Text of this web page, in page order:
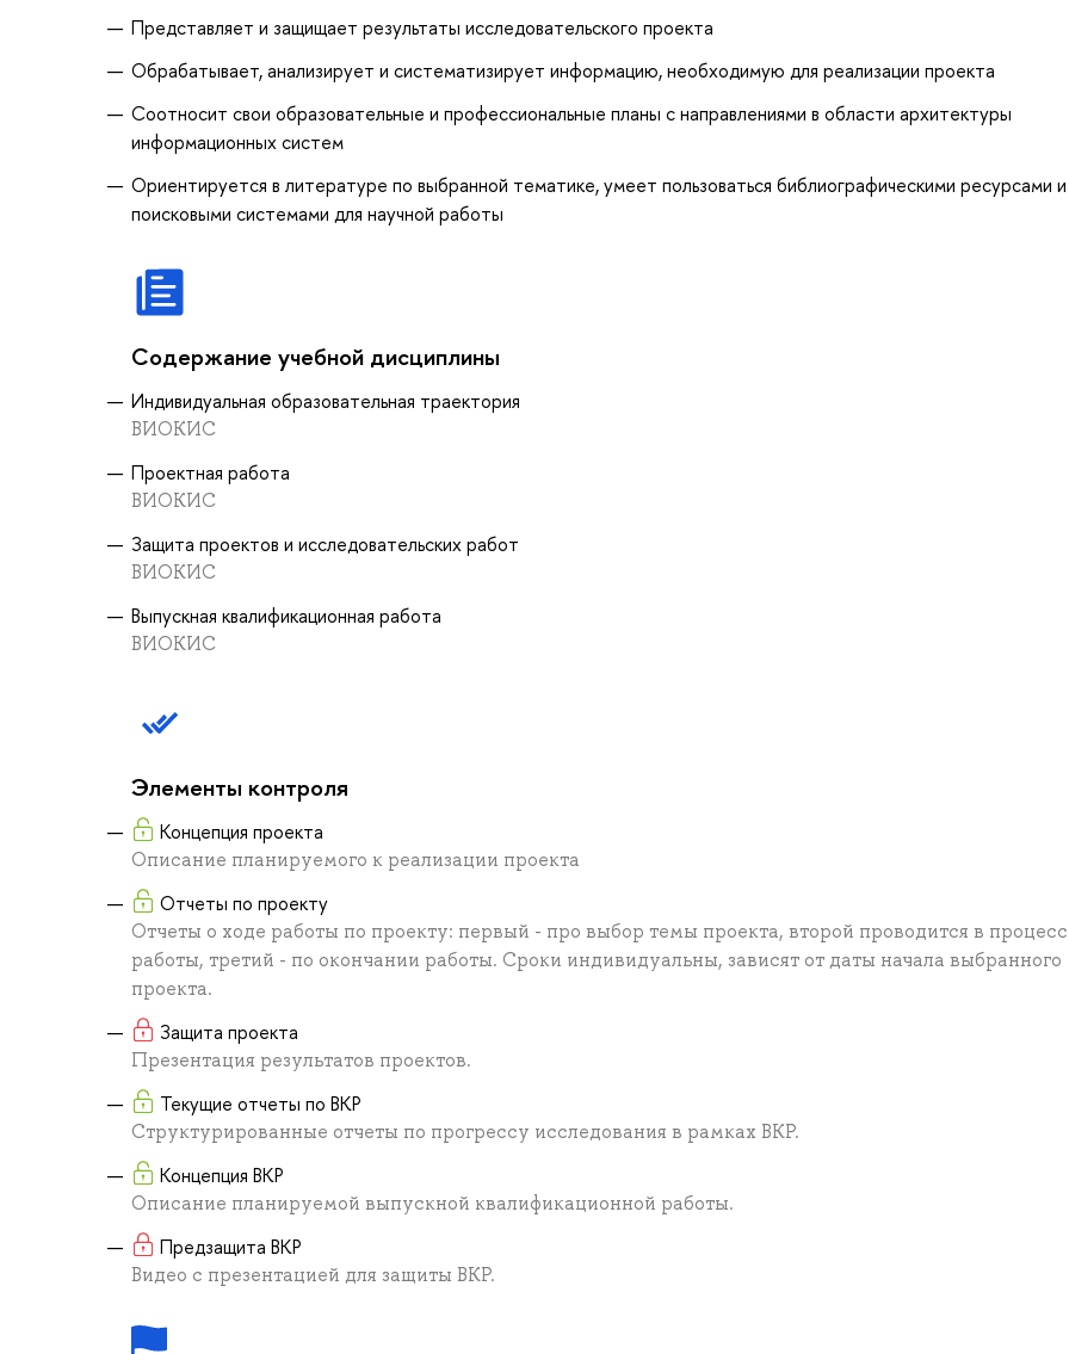
Представляет и защищает результаты исследовательского проекта
Обрабатывает, анализирует и систематизирует информацию, необходимую для реализации проекта
Соотносит свои образовательные и профессиональные планы с направлениями в области архитектуры
информационных систем
Ориентируется в литературе по выбранной тематике, умеет пользоваться библиографическими ресурсами и
поисковыми системами для научной работы
Содержание учебной дисциплины
Индивидуальная образовательная траектория
ВИОКИС
Проектная работа
ВИОКИС
Защита проектов и исследовательских работ
ВИОКИС
Выпускная квалификационная работа
ВИОКИС
Элементы контроля
Концепция проекта
Описание планируемого к реализации проекта
Отчеты по проекту
Отчеты о ходе работы по проекту: первый - про выбор темы проекта, второй проводится в
работы, третий - по окончании работы. Сроки индивидуальны, зависят от даты начала выбранного
проекта.
Защита проекта
Презентация результатов проектов.
Текущие отчеты по ВКР
Структурированные отчеты по прогрессу исследования в рамках ВКР.
Концепция ВКР
Описание планируемой выпускной квалификационной работы.
Предзащита ВКР
Видео с презентацией для защиты ВКР.